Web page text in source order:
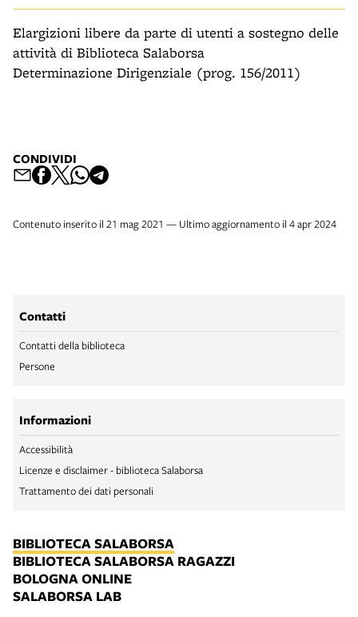
Elargizioni libere da parte di utenti a sostegno delle
attività di Biblioteca Salaborsa
Determinazione Dirigenziale (prog. 156/2011)
CONDIVIDI
Contenuto inserito il 21 mag 2021 — Ultimo aggiornamento il 4 apr 2024
Contatti
Contatti della biblioteca
Persone
Informazioni
Accessibilità
Licenze e disclaimer - biblioteca Salaborsa
Trattamento dei dati personali
BIBLIOTECA SALABORSA
BIBLIOTECA SALABORSA RAGAZZI
BOLOGNA ONLINE
SALABORSA LAB